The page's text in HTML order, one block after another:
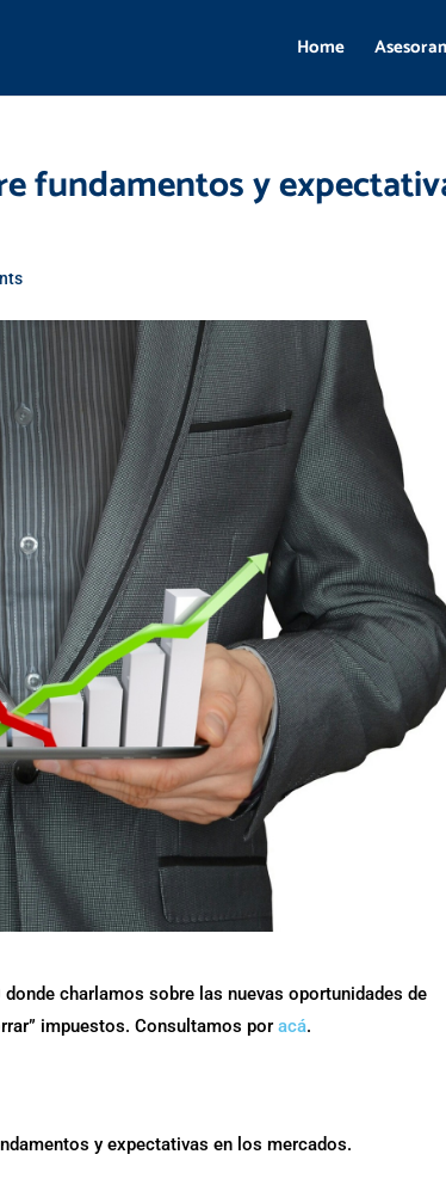
Home
fundamentos y
charlamos sobre las nuevas oportunidades de
impuestos. Consultamos poracá.
y expectativas en los mercados.